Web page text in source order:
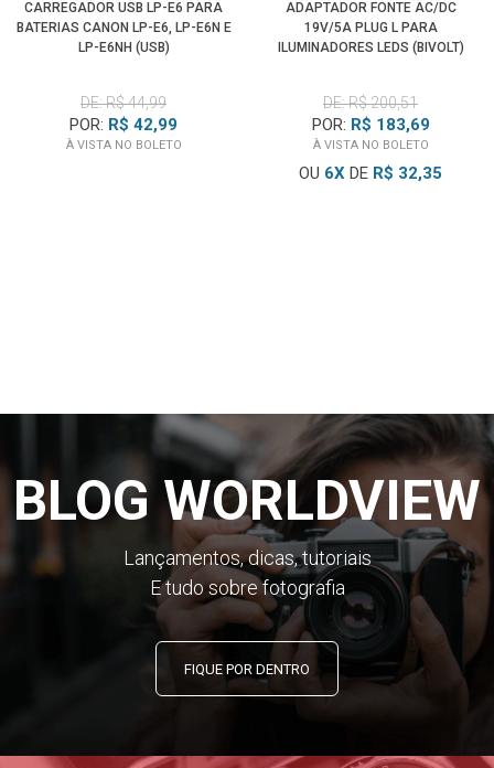
CARREGADOR USB LP-E6 PARA
BATERIAS CANON LP-E6, LP-E6N E
LP-E6NH (USB)
DE: R$ 44,99
POR: R$ 42,99
À VISTA NO BOLETO
ADAPTADOR FONTE AC/DC
19V/5A PLUG L PARA
ILUMINADORES LEDS (BIVOLT)
DE: R$ 200,51
POR: R$ 183,69
À VISTA NO BOLETO
OU 6X DE R$ 32,35
BLOG WORLDVIEW
Lançamentos, dicas, tutoriais
E tudo sobre fotografia
FIQUE POR DENTRO